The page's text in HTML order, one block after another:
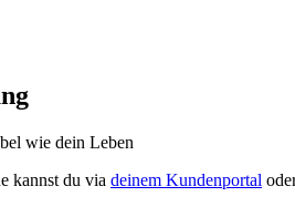
wie dein Leben
kannst du via deinem Kundenportal